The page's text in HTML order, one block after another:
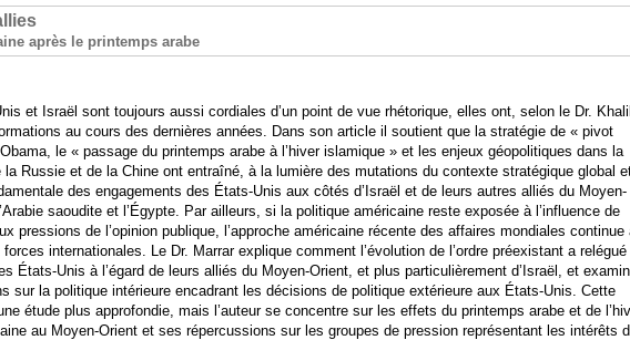
après le printemps arabe
et Israël sont toujours aussi cordiales d’un point de vue rhétorique, elles ont, selon le Dr. Khalil
au cours des dernières années. Dans son article il soutient que la stratégie de « pivot
le « passage du printemps arabe à l’hiver islamique » et les enjeux géopolitiques dans la
la Russie et de la Chine ont entraîné, à la lumière des mutations du contexte stratégique global
des engagements des États-Unis aux côtés d’Israël et de leurs autres alliés du Moyen-
saoudite et l’Égypte. Par ailleurs, si la politique américaine reste exposée à l’influence de
pressions de l’opinion publique, l’approche américaine récente des affaires mondiales continue
internationales. Le Dr. Marrar explique comment l’évolution de l’ordre préexistant a relégué
États-Unis à l’égard de leurs alliés du Moyen-Orient, et plus particulièrement d’Israël, et
sur la politique intérieure encadrant les décisions de politique extérieure aux États-Unis. Cette
étude plus approfondie, mais l’auteur se concentre sur les effets du printemps arabe et de
au Moyen-Orient et ses répercussions sur les groupes de pression représentant les intérêts